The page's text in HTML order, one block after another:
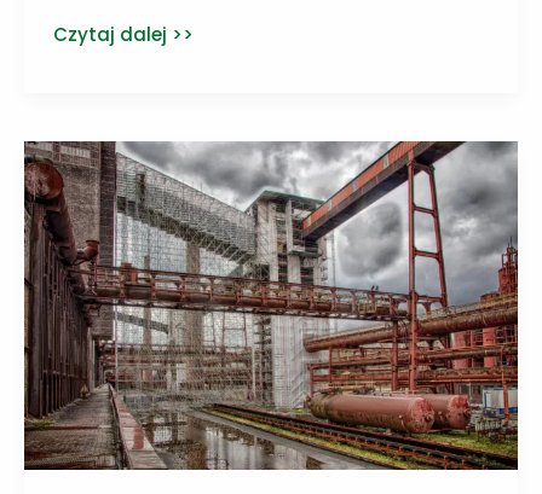
Polska
adaptacji
do
ekstremalnych
upałów
Czytaj dalej >>